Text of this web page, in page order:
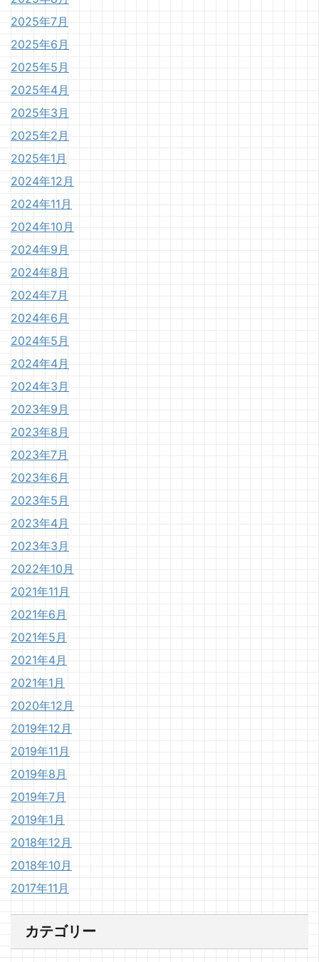
2025年7月
2025年6月
2025年5月
2025年4月
2025年3月
2025年2月
2025年1月
2024年12月
2024年11月
2024年10月
2024年9月
2024年8月
2024年7月
2024年6月
2024年5月
2024年4月
2024年3月
2023年9月
2023年8月
2023年7月
2023年6月
2023年5月
2023年4月
2023年3月
2022年10月
2021年11月
2021年6月
2021年5月
2021年4月
2021年1月
2020年12月
2019年12月
2019年11月
2019年8月
2019年7月
2019年1月
2018年12月
2018年10月
2017年11月
カテゴリー